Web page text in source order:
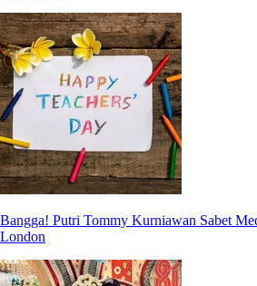
Bangga! Putri Tommy Kurniawan Sabet
London